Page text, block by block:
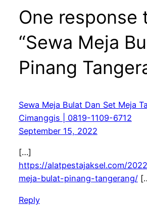
One response
“Sewa Meja
Pinang
Sewa Meja Bulat Dan Set Meja
Cimanggis | 0819-1109-6712
September 15, 2022
[…]
https://alatpestajaksel.com/
meja-bulat-pinang-tangerang/
Reply